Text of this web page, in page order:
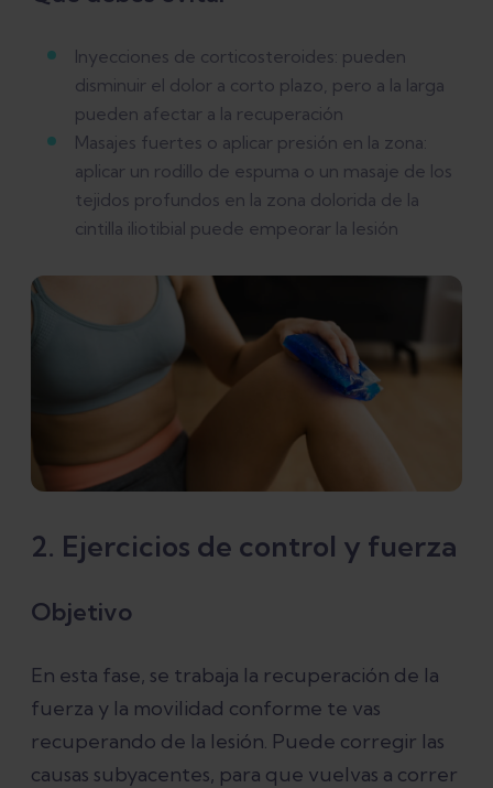
Inyecciones de corticosteroides: pueden
disminuir el dolor a corto plazo, pero a la larga
pueden afectar a la recuperación
Masajes fuertes o aplicar presión en la zona:
aplicar un rodillo de espuma o un masaje de los
tejidos profundos en la zona dolorida de la
cintilla iliotibial puede empeorar la lesión
2. Ejercicios de control y fuerza
Objetivo
En esta fase, se trabaja la recuperación de la
fuerza y la movilidad conforme te vas
recuperando de la lesión. Puede corregir las
causas subyacentes, para que vuelvas a correr